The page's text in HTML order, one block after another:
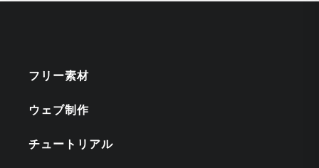
フリー素材
ウェブ制作
チュートリアル